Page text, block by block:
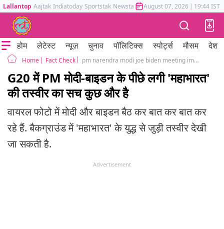
Lallantop Aajtak Indiatoday Sportstak Newstak Mumbai Tak Astrotak
August 07, 2026 | 19:44 IST
होम लेटेस्ट न्यूज़ चुनाव पॉलिटिक्स स्पोर्ट्स मौसम देश
Home Fact Check pm narendra modi joe biden meeting image mahabharat background viral fact check
G20 में PM मोदी-बाइडन के पीछे लगी 'महाभारत'
की तस्वीर का सच कुछ और है
वायरल फोटो में मोदी और बाइडन बैठ कर बात कर बात कर
रहे हैं. बैकग्राउंड में 'महाभारत' के युद्ध से जुड़ी तस्वीर देखी
जा सकती है.
Advertisement